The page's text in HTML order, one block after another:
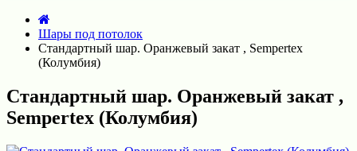
Шары под потолок
Стандартный шар. Оранжевый закат , Sempertex
(Колумбия)
Стандартный шар. Оранжевый закат ,
Sempertex (Колумбия)